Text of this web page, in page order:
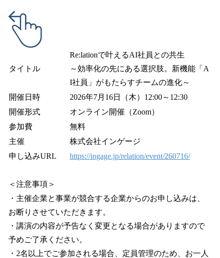
タイトル
Re:lationで叶えるAI社員との共生
～効率化の先にある選択肢。新機能「A
I社員」がもたらすチームの進化～
開催日時
2026年7月16日（木）12:00～12:30
開催形式
オンライン開催（Zoom）
参加費
無料
主催
株式会社インゲージ
申し込みURL
https://ingage.jp/relation/event/260716/
＜注意事項＞
・主催企業と事業が競合する企業からのお申し込みは、
お断りさせていただきます。
・講演の内容が予告なく変更となる場合がありますので
予めご了承ください。
・2名以上でご参加される場合、定員管理のため、お一人